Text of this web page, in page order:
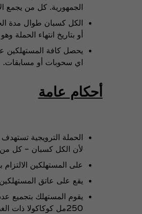
الجمهورية. كل من يجمع
الكل كسبان طوال مدة
أو بتاريخ انتهاء الحملة وهو 29/02/2023 ايهما اقرب.
يحصل كافة المستهلكين
اي سحوبات أو مسابقات.
أحكام عامة
الحملة الترويجية
لأن الكل كسبان – كل من
على المستهلكين الالتزام
يقع على عاتق
250مل كوكاكولا ذات